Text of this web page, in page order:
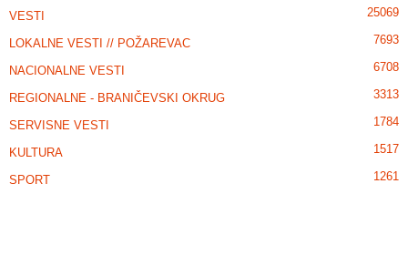
VESTI 25069
LOKALNE VESTI // POŽAREVAC 7693
NACIONALNE VESTI 6708
REGIONALNE - BRANIČEVSKI OKRUG 3313
SERVISNE VESTI 1784
KULTURA 1517
SPORT 1261